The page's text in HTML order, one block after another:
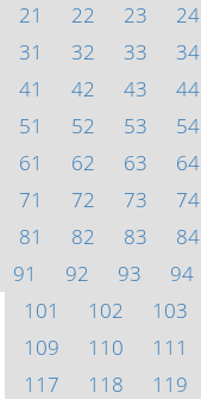
21
22 23 24
31
32 33 34
41
42 43 44
51
52 53 54
61
62 63 64
71
72 73 74
81
82 83 84
91
92 93 94
101
102 103
109
110 111
117
118 119